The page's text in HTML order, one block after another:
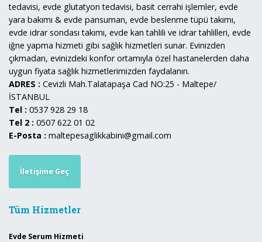
tedavisi, evde glutatyon tedavisi, basit cerrahi işlemler, evde
yara bakımı & evde pansuman, evde beslenme tüpü takımı,
evde idrar sondası takımı, evde kan tahlili ve idrar tahlilleri, evde
iğne yapma hizmeti gibi sağlık hizmetleri sunar. Evinizden
çıkmadan, evinizdeki konfor ortamıyla özel hastanelerden daha
uygun fiyata sağlık hizmetlerimizden faydalanın.
ADRES : Cevizli Mah.Talatapaşa Cad NO:25 - Maltepe/
İSTANBUL
Tel : 0537 928 29 18
Tel 2 : 0507 622 01 02
E-Posta : maltepesaglikkabini@gmail.com
İletişime Geç
Tüm Hizmetler
Evde Serum Hizmeti